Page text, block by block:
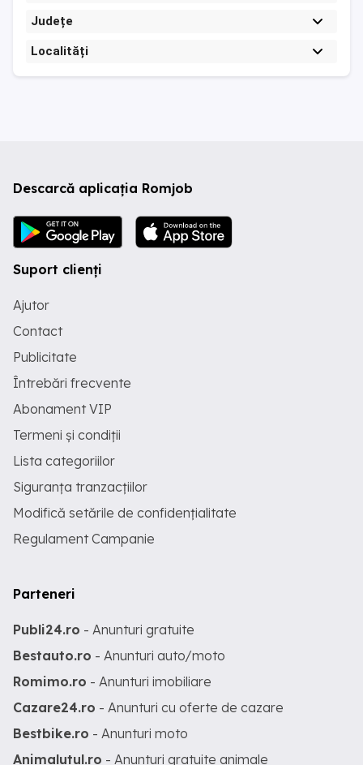
Județe
Localități
Descarcă aplicația Romjob
Suport clienți
Ajutor
Contact
Publicitate
Întrebări frecvente
Abonament VIP
Termeni și condiții
Lista categoriilor
Siguranța tranzacțiilor
Modifică setările de confidențialitate
Regulament Campanie
Parteneri
Publi24.ro - Anunturi gratuite
Bestauto.ro - Anunturi auto/moto
Romimo.ro - Anunturi imobiliare
Cazare24.ro - Anunturi cu oferte de cazare
Bestbike.ro - Anunturi moto
Animalutul.ro - Anunturi gratuite animale